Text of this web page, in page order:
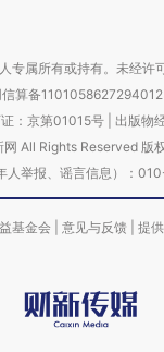
属所有或持有。未经许
信算备
：京第01015号| 出版物
All Rights Reserved 版
人举报、谣言信息）
基金会 意见与反馈 提